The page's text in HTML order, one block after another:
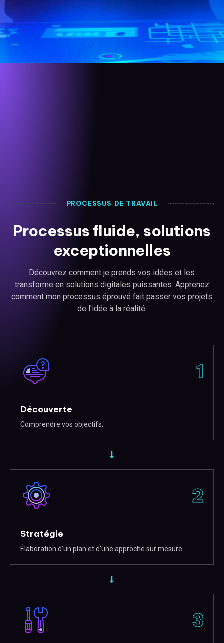
PROCESSUS DE TRAVAIL
Processus fluide, solutions
exceptionnelles
Découvrez comment je prends vos idées et les
transforme en solutions digitales puissantes. Apprenez
comment mon processus éprouvé fait passer vos projets
de l'idée à la réalité.
1
Découverte
Comprendre vos objectifs.
2
Stratégie
Élaboration d'un plan et d'une approche sur mesure
3